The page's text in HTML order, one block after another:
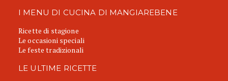
I MENU DI CUCINA DI MANGIAREBENE
Ricette di stagione
Le occasioni speciali
Le feste tradizionali
LE ULTIME RICETTE